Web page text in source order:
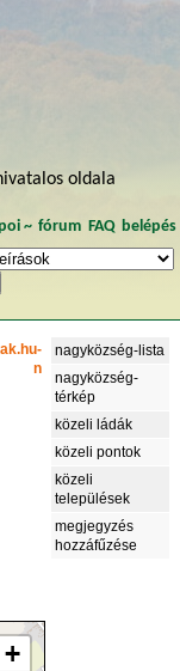
oldala
~ fórum FAQ belépés
n
+
nagyközség-lista
nagyközség-
térkép
közeli ládák
közeli pontok
közeli
települések
megjegyzés
hozzáfűzése